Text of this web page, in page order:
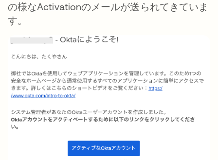
の様なActivationのメールが送られてきていま
す。